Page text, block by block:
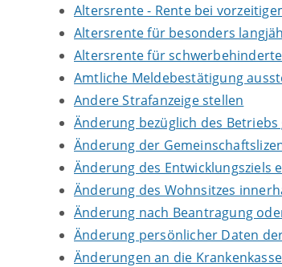
Altersrente - Rente bei
Altersrente für besonders
Altersrente für
Amtliche Meldebestätigung
Andere Strafanzeige stellen
Änderung bezüglich des
Änderung der
Änderung des Entwicklungsziels
Änderung des Wohnsitzes
Änderung nach Beantragung
Änderung persönlicher Daten
Änderungen an die